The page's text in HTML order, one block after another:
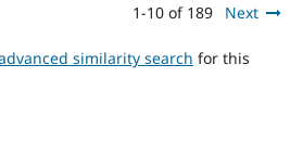
1-10 of 189 Next
similarity search for this